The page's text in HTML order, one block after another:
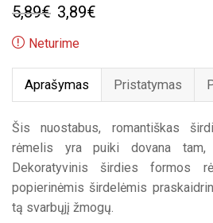
5,89€ Original
price
5,89€.
3,89€
3,89€.
Neturime
Aprašymas Pristatymas
Šis nuostabus, romantiškas
rėmelis yra puiki dovana tam,
Dekoratyvinis širdies formos
popierinėmis širdelėmis
tą svarbųjį žmogų.